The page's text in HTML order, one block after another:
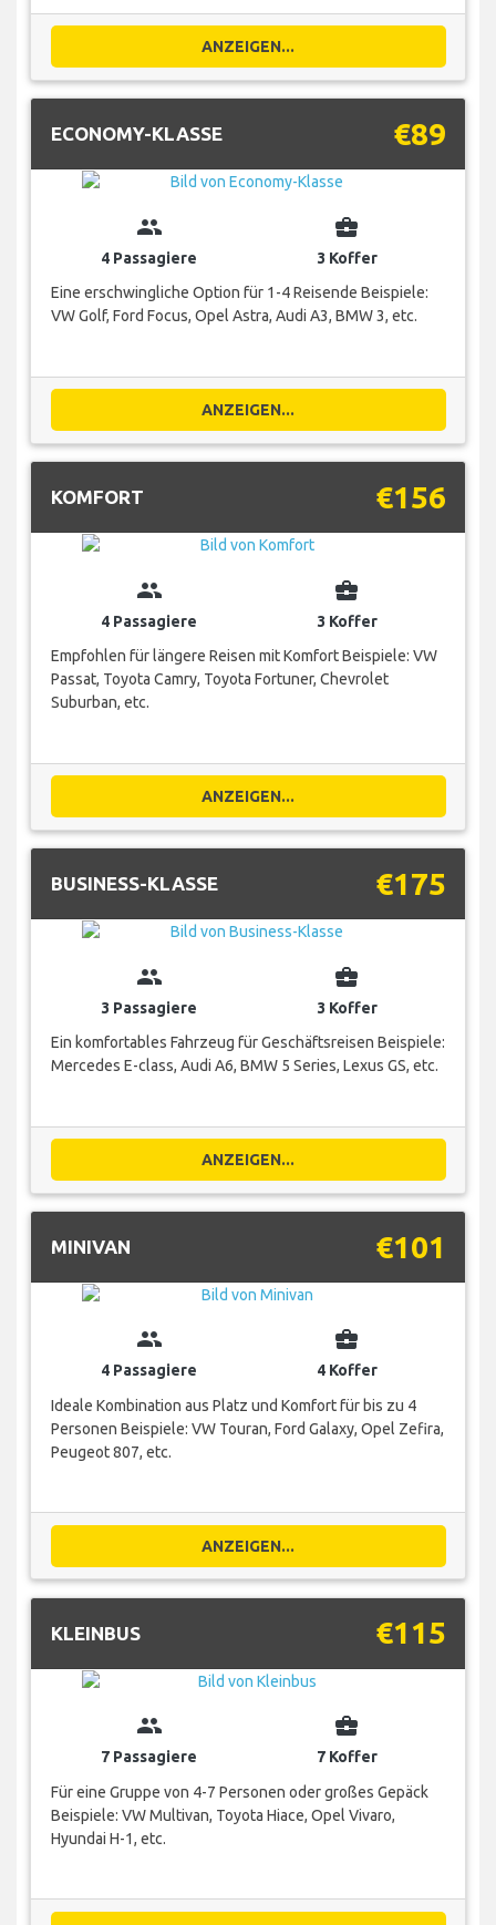
ANZEIGEN...
ECONOMY-KLASSE €89
group
4 Passagiere
business_center
3 Koffer
Eine erschwingliche Option für 1-4 Reisende Beispiele:
VW Golf, Ford Focus, Opel Astra, Audi A3, BMW 3, etc.
ANZEIGEN...
KOMFORT €156
group
4 Passagiere
business_center
3 Koffer
Empfohlen für längere Reisen mit Komfort Beispiele: VW
Passat, Toyota Camry, Toyota Fortuner, Chevrolet
Suburban, etc.
ANZEIGEN...
BUSINESS-KLASSE €175
group
3 Passagiere
business_center
3 Koffer
Ein komfortables Fahrzeug für Geschäftsreisen Beispiele:
Mercedes E-class, Audi A6, BMW 5 Series, Lexus GS, etc.
ANZEIGEN...
MINIVAN €101
group
4 Passagiere
business_center
4 Koffer
Ideale Kombination aus Platz und Komfort für bis zu 4
Personen Beispiele: VW Touran, Ford Galaxy, Opel Zefira,
Peugeot 807, etc.
ANZEIGEN...
KLEINBUS €115
group
7 Passagiere
business_center
7 Koffer
Für eine Gruppe von 4-7 Personen oder großes Gepäck
Beispiele: VW Multivan, Toyota Hiace, Opel Vivaro,
Hyundai H-1, etc.